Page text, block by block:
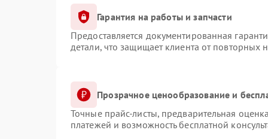
Гарантия на работы и запчасти
Предоставляется документированная
детали, что защищает клиента от повторных
Прозрачное ценообразование и
Точные прайс-листы, предварительная
платежей и возможность бесплатной